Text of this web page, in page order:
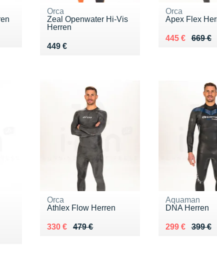
Orca
Zeal Openwater Hi-Vis
Herren
449 €
Vendu 449 €
Orca
Apex Flex
669 €
Au lieu de 669
445 €
Vendu 445 €
Orca
Athlex Flow Herren
479 €
Au lieu de 479 €
330 €
Vendu 330 €
Aquaman
DNA Herren
399 €
Au lieu de 399
299 €
Vendu 299 €